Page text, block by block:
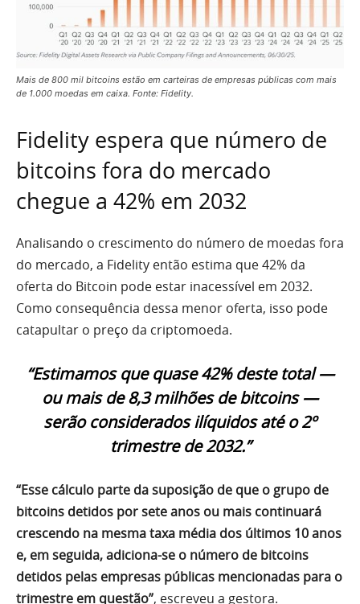
Mais de 800 mil bitcoins estão em carteiras de empresas públicas com mais
de 1.000 moedas em caixa. Fonte: Fidelity.
Fidelity espera que número de
bitcoins fora do mercado
chegue a 42% em 2032
Analisando o crescimento do número de moedas fora
do mercado, a Fidelity então estima que 42% da
oferta do Bitcoin pode estar inacessível em 2032.
Como consequência dessa menor oferta, isso pode
catapultar o preço da criptomoeda.
“Estimamos que quase 42% deste total —
ou mais de 8,3 milhões de bitcoins —
serão considerados ilíquidos até o 2º
trimestre de 2032.”
“Esse cálculo parte da suposição de que o grupo de
bitcoins detidos por sete anos ou mais continuará
crescendo na mesma taxa média dos últimos 10 anos
e, em seguida, adiciona-se o número de bitcoins
detidos pelas empresas públicas mencionadas para o
trimestre em questão”, escreveu a gestora.